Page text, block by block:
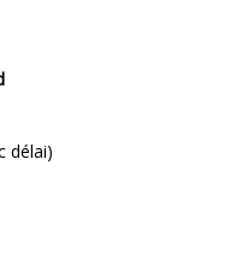
délai)